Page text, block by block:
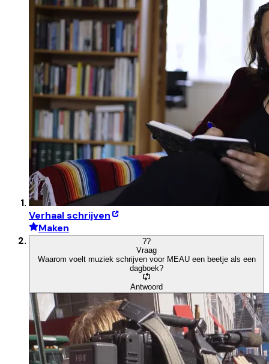
Verhaal schrijven
Maken
??
Vraag
Waarom voelt muziek schrijven voor MEAU een beetje als een
dagboek?
Antwoord